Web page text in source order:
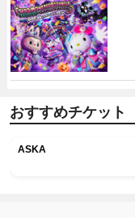
おすすめチケット
ASKA